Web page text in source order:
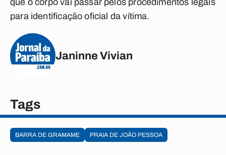
que o corpo vai passar pelos procedimentos legais
para identificação oficial da vítima.
Janinne Vivian
Tags
BARRA DE GRAMAME PRAIA DE JOÃO PESSOA